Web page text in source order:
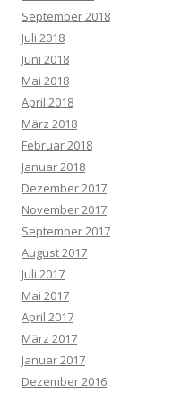
September 2018
Juli 2018
Juni 2018
Mai 2018
April 2018
März 2018
Februar 2018
Januar 2018
Dezember 2017
November 2017
September 2017
August 2017
Juli 2017
Mai 2017
April 2017
März 2017
Januar 2017
Dezember 2016